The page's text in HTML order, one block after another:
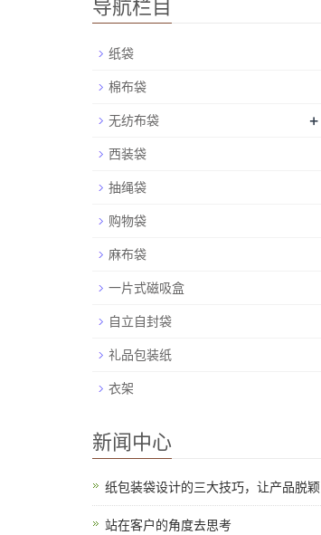
导航栏目
纸袋
棉布袋
无纺布袋
+
西装袋
抽绳袋
购物袋
麻布袋
一片式磁吸盒
自立自封袋
礼品包装纸
衣架
新闻中心
纸包装袋设计的三大技巧，让产品脱颖
站在客户的角度去思考